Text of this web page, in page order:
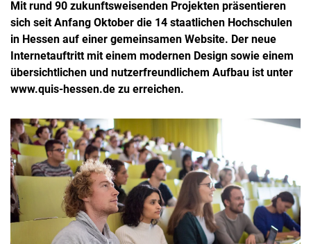
Mit rund 90 zukunftsweisenden Projekten präsentieren
sich seit Anfang Oktober die 14 staatlichen Hochschulen
in Hessen auf einer gemeinsamen Website. Der neue
Internetauftritt mit einem modernen Design sowie einem
übersichtlichen und nutzerfreundlichem Aufbau ist unter
www.quis-hessen.de zu erreichen.